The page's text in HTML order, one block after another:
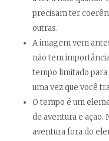
precisam ter
outras.
A imagem vem
não tem
tempo limitado
uma vez que você
O tempo é um
de aventura e ação.
aventura fora do